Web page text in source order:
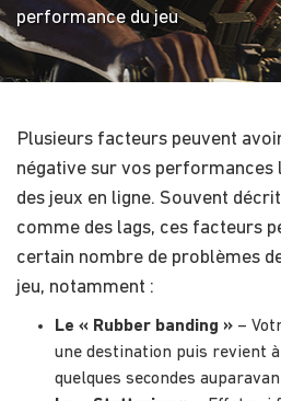
performance du jeu
Plusieurs facteurs peuvent
négative sur vos performances
des jeux en ligne. Souvent
comme des lags, ces facteurs
certain nombre de problèmes
jeu, notamment :
Le « Rubber banding » –
une destination puis revient
quelques secondes